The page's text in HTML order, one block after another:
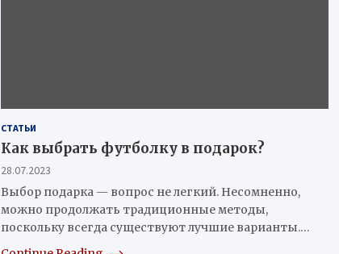
СТАТЬИ
Как выбрать футболку в подарок?
28.07.2023
Выбор подарка — вопрос не легкий. Несомненно,
можно продолжать традиционные методы,
поскольку всегда существуют лучшие варианты.…